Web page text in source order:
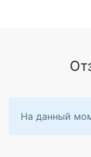
На данный